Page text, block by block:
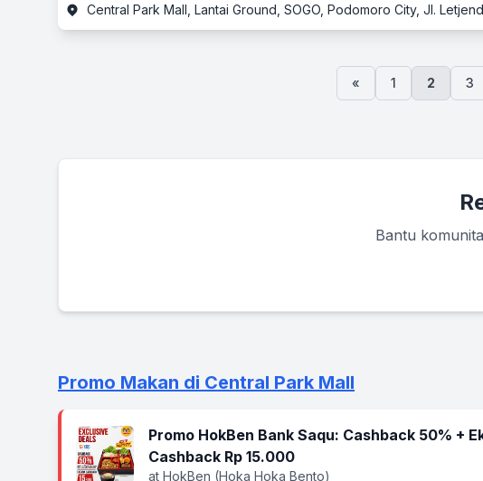
Central Park Mall, Lantai Ground, SOGO, Podomoro City, Jl.
« 1 2 3
Bantu
Promo Makan di Central Park Mall
Promo HokBen Bank Saqu: Cashback 50% +
Cashback Rp 15.000
at HokBen (Hoka Hoka Bento)